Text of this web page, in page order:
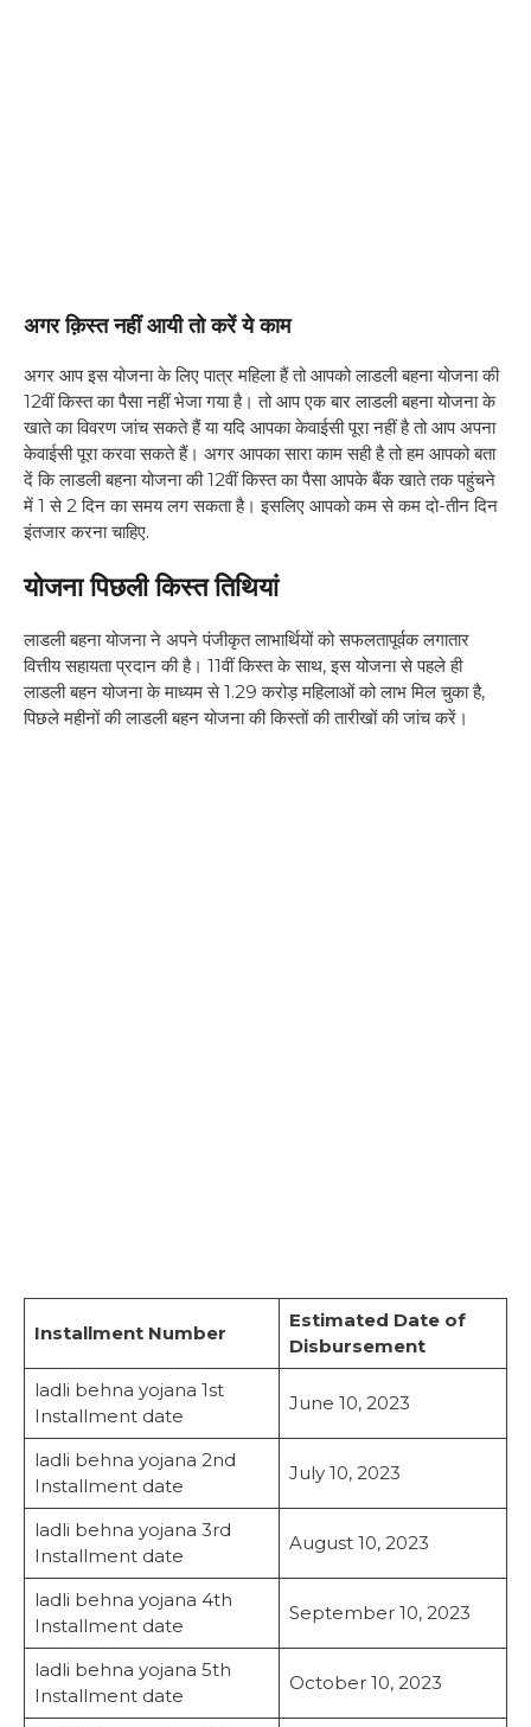
अगर क़िस्त नहीं आयी तो करें ये काम
अगर आप इस योजना के लिए पात्र महिला हैं तो आपको लाडली बहना योजना की
12वीं किस्त का पैसा नहीं भेजा गया है। तो आप एक बार लाडली बहना योजना के
खाते का विवरण जांच सकते हैं या यदि आपका केवाईसी पूरा नहीं है तो आप अपना
केवाईसी पूरा करवा सकते हैं। अगर आपका सारा काम सही है तो हम आपको बता
दें कि लाडली बहना योजना की 12वीं किस्त का पैसा आपके बैंक खाते तक पहुंचने
में 1 से 2 दिन का समय लग सकता है। इसलिए आपको कम से कम दो-तीन दिन
इंतजार करना चाहिए.
योजना पिछली किस्त तिथियां
लाडली बहना योजना ने अपने पंजीकृत लाभार्थियों को सफलतापूर्वक लगातार
वित्तीय सहायता प्रदान की है। 11वीं किस्त के साथ, इस योजना से पहले ही
लाडली बहन योजना के माध्यम से 1.29 करोड़ महिलाओं को लाभ मिल चुका है,
पिछले महीनों की लाडली बहन योजना की किस्तों की तारीखों की जांच करें।
Installment Number
Estimated Date of
Disbursement
ladli behna yojana 1st
Installment date
June 10, 2023
ladli behna yojana 2nd
Installment date
July 10, 2023
ladli behna yojana 3rd
Installment date
August 10, 2023
ladli behna yojana 4th
Installment date
September 10, 2023
ladli behna yojana 5th
Installment date
October 10, 2023